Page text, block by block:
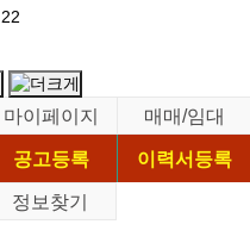
22
마이페이지
매매/임대
공고등록
이력서등록
정보찾기